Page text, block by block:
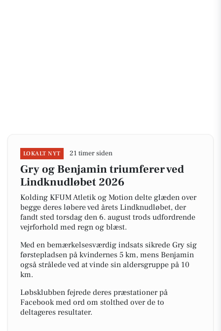
LOKALT NYT 21 timer siden
Gry og Benjamin triumferer ved
Lindknudløbet 2026
Kolding KFUM Atletik og Motion delte glæden over
begge deres løbere ved årets Lindknudløbet, der
fandt sted torsdag den 6. august trods udfordrende
vejrforhold med regn og blæst.
Med en bemærkelsesværdig indsats sikrede Gry sig
førstepladsen på kvindernes 5 km, mens Benjamin
også strålede ved at vinde sin aldersgruppe på 10
km.
Løbsklubben fejrede deres præstationer på
Facebook med ord om stolthed over de to
deltageres resultater.